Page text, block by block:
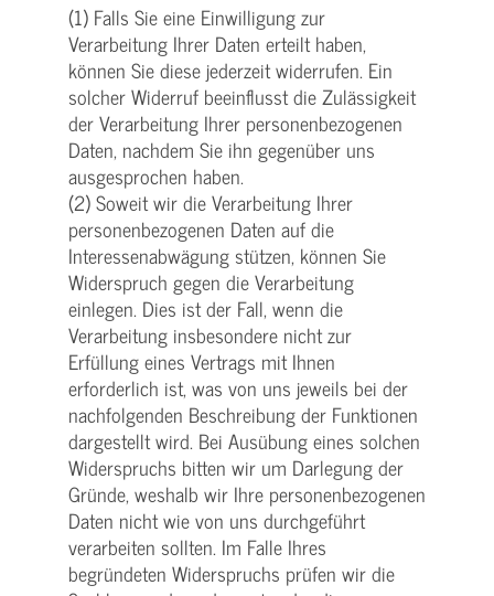
(1) Falls Sie eine Einwilligung zur
Verarbeitung Ihrer Daten erteilt haben,
können Sie diese jederzeit widerrufen. Ein
solcher Widerruf beeinflusst die Zulässigkeit
der Verarbeitung Ihrer personenbezogenen
Daten, nachdem Sie ihn gegenüber uns
ausgesprochen haben.
(2) Soweit wir die Verarbeitung Ihrer
personenbezogenen Daten auf die
Interessenabwägung stützen, können Sie
Widerspruch gegen die Verarbeitung
einlegen. Dies ist der Fall, wenn die
Verarbeitung insbesondere nicht zur
Erfüllung eines Vertrags mit Ihnen
erforderlich ist, was von uns jeweils bei der
nachfolgenden Beschreibung der Funktionen
dargestellt wird. Bei Ausübung eines solchen
Widerspruchs bitten wir um Darlegung der
Gründe, weshalb wir Ihre personenbezogenen
Daten nicht wie von uns durchgeführt
verarbeiten sollten. Im Falle Ihres
begründeten Widerspruchs prüfen wir die